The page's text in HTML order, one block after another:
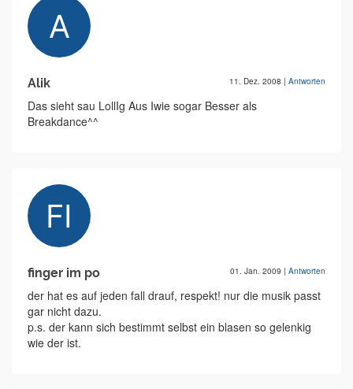
Alik 11. Dez. 2008 | Antworten
Das sieht sau LollIg Aus Iwie sogar Besser als
Breakdance^^
finger im po 01. Jan. 2009 | Antworten
der hat es auf jeden fall drauf, respekt! nur die musik passt
gar nicht dazu.
p.s. der kann sich bestimmt selbst ein blasen so gelenkig
wie der ist.